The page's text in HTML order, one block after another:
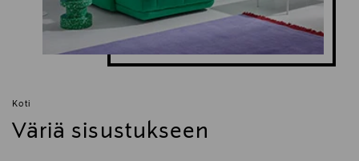
Koti
Väriä sisustukseen